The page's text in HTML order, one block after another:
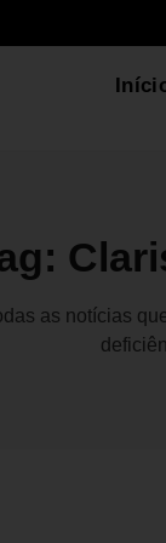
as notícias